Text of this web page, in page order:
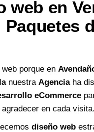
web en
Paquetes
porque en
nuestra Agenciaha
eCommerce
en cada visita.
diseño web